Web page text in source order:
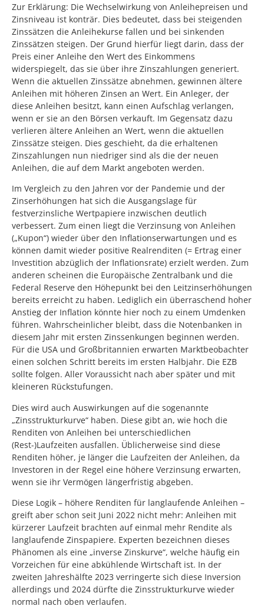
Zur Erklärung: Die Wechselwirkung von Anleihepreisen und
Zinsniveau ist konträr. Dies bedeutet, dass bei steigenden
Zinssätzen die Anleihekurse fallen und bei sinkenden
Zinssätzen steigen. Der Grund hierfür liegt darin, dass der
Preis einer Anleihe den Wert des Einkommens
widerspiegelt, das sie über ihre Zinszahlungen generiert.
Wenn die aktuellen Zinssätze abnehmen, gewinnen ältere
Anleihen mit höheren Zinsen an Wert. Ein Anleger, der
diese Anleihen besitzt, kann einen Aufschlag verlangen,
wenn er sie an den Börsen verkauft. Im Gegensatz dazu
verlieren ältere Anleihen an Wert, wenn die aktuellen
Zinssätze steigen. Dies geschieht, da die erhaltenen
Zinszahlungen nun niedriger sind als die der neuen
Anleihen, die auf dem Markt angeboten werden.
Im Vergleich zu den Jahren vor der Pandemie und der
Zinserhöhungen hat sich die Ausgangslage für
festverzinsliche Wertpapiere inzwischen deutlich
verbessert. Zum einen liegt die Verzinsung von Anleihen
(„Kupon“) wieder über den Inflationserwartungen und es
können damit wieder positive Realrenditen (= Ertrag einer
Investition abzüglich der Inflationsrate) erzielt werden. Zum
anderen scheinen die Europäische Zentralbank und die
Federal Reserve den Höhepunkt bei den Leitzinserhöhungen
bereits erreicht zu haben. Lediglich ein überraschend hoher
Anstieg der Inflation könnte hier noch zu einem Umdenken
führen. Wahrscheinlicher bleibt, dass die Notenbanken in
diesem Jahr mit ersten Zinssenkungen beginnen werden.
Für die USA und Großbritannien erwarten Marktbeobachter
einen solchen Schritt bereits im ersten Halbjahr. Die EZB
sollte folgen. Aller Voraussicht nach aber später und mit
kleineren Rückstufungen.
Dies wird auch Auswirkungen auf die sogenannte
„Zinsstrukturkurve“ haben. Diese gibt an, wie hoch die
Renditen von Anleihen bei unterschiedlichen
(Rest-)Laufzeiten ausfallen. Üblicherweise sind diese
Renditen höher, je länger die Laufzeiten der Anleihen, da
Investoren in der Regel eine höhere Verzinsung erwarten,
wenn sie ihr Vermögen längerfristig abgeben.
Diese Logik – höhere Renditen für langlaufende Anleihen –
greift aber schon seit Juni 2022 nicht mehr: Anleihen mit
kürzerer Laufzeit brachten auf einmal mehr Rendite als
langlaufende Zinspapiere. Experten bezeichnen dieses
Phänomen als eine „inverse Zinskurve“, welche häufig ein
Vorzeichen für eine abkühlende Wirtschaft ist. In der
zweiten Jahreshälfte 2023 verringerte sich diese Inversion
allerdings und 2024 dürfte die Zinsstrukturkurve wieder
normal nach oben verlaufen.